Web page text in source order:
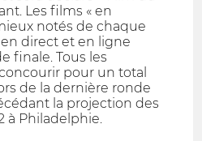
Les films « en
notés de chaque
direct et en ligne
finale. Tous les
pour un total
de la dernière ronde
la projection des
à Philadelphie.